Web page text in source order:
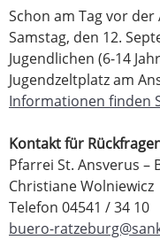
Schon am Tag vor
Samstag, den 12.
Jugendlichen (6-14
Jugendzeltplatz am
Informationen finden
Kontakt für
Pfarrei St. Ansverus –
Christiane Wolniewicz
Telefon 04541 / 34 10
buero-